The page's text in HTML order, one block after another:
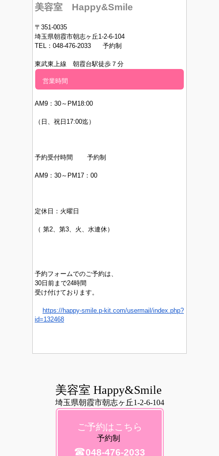
美容室 Happy&Smile
〒351-0035
埼玉県朝霞市朝志ヶ丘1-2-6-104
TEL：048-476-2033 予約制
東武東上線 朝霞台駅徒歩７分
営業時間
AM9：30～PM18:00
（日、祝日17:00迄）
予約受付時間 予約制
AM9：30～PM17：00
定休日： 火曜日
（ 第2、第3、火、水連休）
予約フォームでのご予約は、
30日前まで24時間
受け付けております。
https://happy-smile.p-kit.com/usermail/index.php?
id=132468
美容室 Happy&Smile
埼玉県朝霞市朝志ヶ丘1-2-6-104
ご予約はこちら
予約制
☎048-476-2033